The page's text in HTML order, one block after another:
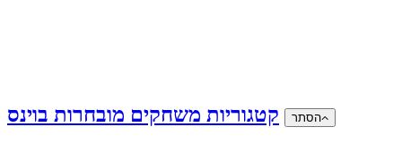
קטגוריות משחקים מובחרות בוינס הסתר